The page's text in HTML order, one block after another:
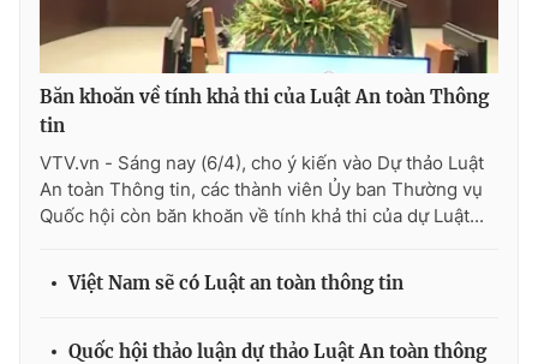
Ðiện thoại Thời báo VTV: 024.66 897 897
Email:
toasoan@vtv.vn
Liên hệ quảng cáo:024-7300.7108
Băn khoăn về tính khả thi của Luật An toàn Thông
tin
VTV.vn - Sáng nay (6/4), cho ý kiến vào Dự thảo Luật
An toàn Thông tin, các thành viên Ủy ban Thường vụ
Quốc hội còn băn khoăn về tính khả thi của dự Luật...
Việt Nam sẽ có Luật an toàn thông tin
Quốc hội thảo luận dự thảo Luật An toàn thông